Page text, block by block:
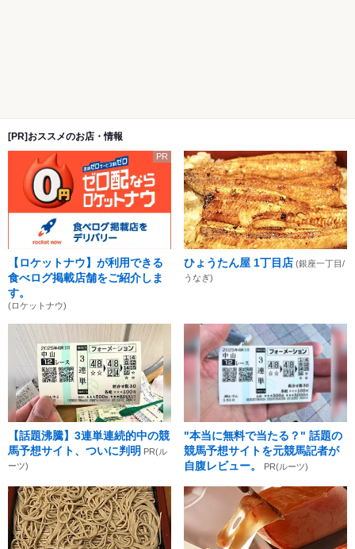
[PR]おススメのお店・情報
PR
【ロケットナウ】が利用できる
食べログ掲載店舗をご紹介しま
す。
(ロケットナウ)
ひょうたん屋 1丁目店 (銀座一丁目/
うなぎ)
【話題沸騰】3連単連続的中の競
馬予想サイト、ついに判明 PR(ル
ーツ)
"本当に無料で当たる？" 話題の
競馬予想サイトを元競馬記者が
自腹レビュー。
PR(ルーツ)